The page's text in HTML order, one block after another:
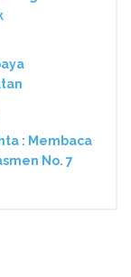
: Membaca
No. 7